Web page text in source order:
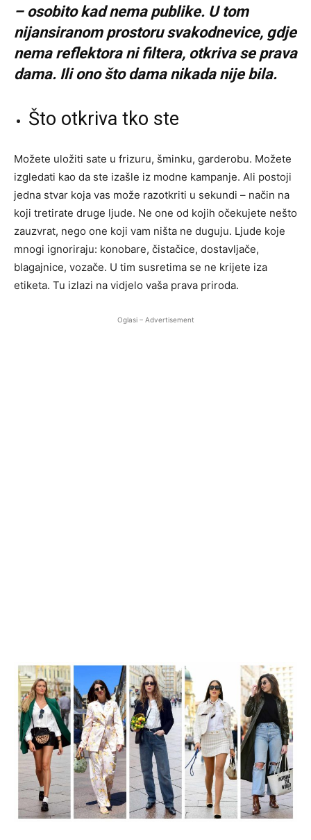
– osobito kad nema publike. U tom
nijansiranom prostoru svakodnevice, gdje
nema reflektora ni filtera, otkriva se prava
dama. Ili ono što dama nikada nije bila.
Što otkriva tko ste
Možete uložiti sate u frizuru, šminku, garderobu. Možete
izgledati kao da ste izašle iz modne kampanje. Ali postoji
jedna stvar koja vas može razotkriti u sekundi – način na
koji tretirate druge ljude. Ne one od kojih očekujete nešto
zauzvrat, nego one koji vam ništa ne duguju. Ljude koje
mnogi ignoriraju: konobare, čistačice, dostavljače,
blagajnice, vozače. U tim susretima se ne krijete iza
etiketa. Tu izlazi na vidjelo vaša prava priroda.
Oglasi – Advertisement